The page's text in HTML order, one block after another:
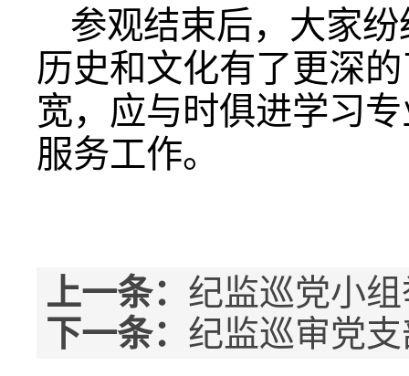
参观结束后，大家
历史和文化有了更深
宽，应与时俱进学习
服务工作。
上一条： 纪监巡党小
下一条： 纪监巡审党